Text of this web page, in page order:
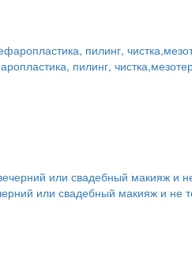
пилинг,
или свадебный макияж и не